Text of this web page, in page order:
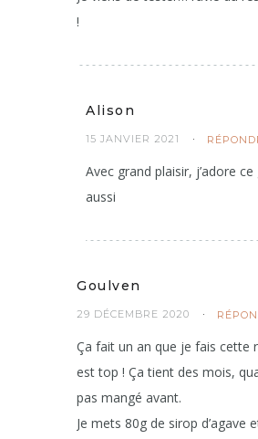
!
Alison
15 JANVIER 2021
Avec grand plaisir, j’adore
aussi
Goulven
29 DÉCEMBRE 2020
Ça fait un an que je fais cette
est top ! Ça tient des mois,
pas mangé avant.
Je mets 80g de sirop d’agave